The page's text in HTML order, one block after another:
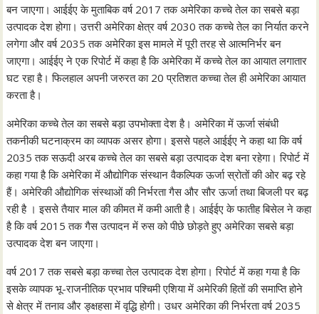
बन जाएगा। आईईए के मुताबिक वर्ष 2017 तक अमेरिका कच्चे तेल का सबसे बड़ा
उत्पादक देश होगा। उत्तरी अमेरिका क्षेत्र वर्ष 2030 तक कच्चे तेल का निर्यात करने
लगेगा और वर्ष 2035 तक अमेरिका इस मामले में पूरी तरह से आत्मनिर्भर बन
जाएगा। आईईए ने एक रिपोर्ट में कहा है कि अमेरिका में कच्चे तेल का आयात लगातार
घट रहा है। फिलहाल अपनी जरुरत का 20 प्रतिशत कच्चा तेल ही अमेरिका आयात
करता है।
अमेरिका कच्चे तेल का सबसे बड़ा उपभोक्ता देश है। अमेरिका में ऊर्जा संबंधी
तकनीकी घटनाक्रम का व्यापक असर होगा। इससे पहले आईईए ने कहा था कि वर्ष
2035 तक सऊदी अरब कच्चे तेल का सबसे बड़ा उत्पादक देश बना रहेगा। रिपोर्ट में
कहा गया है कि अमेरिका में औद्योगिक संस्थान वैकल्पिक ऊर्जा स्रोतों की ओर बढ़ रहे
हैं। अमेरिकी औद्योगिक संस्थाओं की निर्भरता गैस और सौर ऊर्जा तथा बिजली पर बढ़
रही है । इससे तैयार माल की कीमत में कमी आती है। आईईए के फातीह बिसेल ने कहा
है कि वर्ष 2015 तक गैस उत्पादन में रुस को पीछे छोड़ते हुए अमेरिका सबसे बड़ा
उत्पादक देश बन जाएगा।
वर्ष 2017 तक सबसे बड़ा कच्चा तेल उत्पादक देश होगा। रिपोर्ट में कहा गया है कि
इसके व्यापक भू-राजनीतिक प्रभाव पश्चिमी एशिया में अमेरिकी हितों की समाप्ति होने
से क्षेत्र में तनाव और ङ्क्षहसा में वृद्धि होगी। उधर अमेरिका की निर्भरता वर्ष 2035